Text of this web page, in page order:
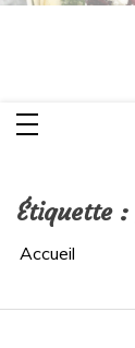
Aller
Étiquette :
Accueil